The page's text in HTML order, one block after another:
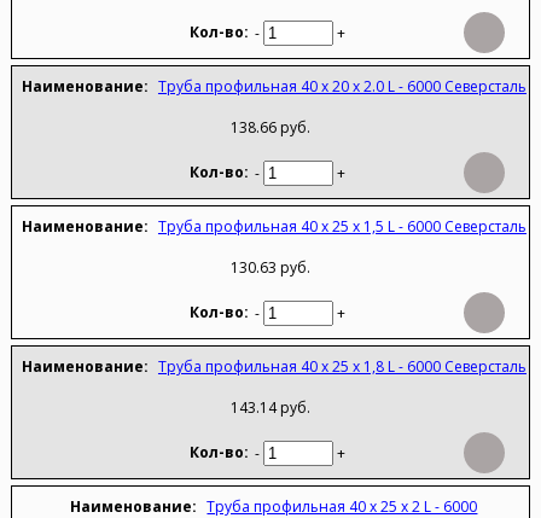
- +
Труба профильная 40 х 20 х 2.0 L - 6000 Северсталь
138.66 руб.
- +
Труба профильная 40 х 25 х 1,5 L - 6000 Северсталь
130.63 руб.
- +
Труба профильная 40 х 25 х 1,8 L - 6000 Северсталь
143.14 руб.
- +
Труба профильная 40 х 25 х 2 L - 6000